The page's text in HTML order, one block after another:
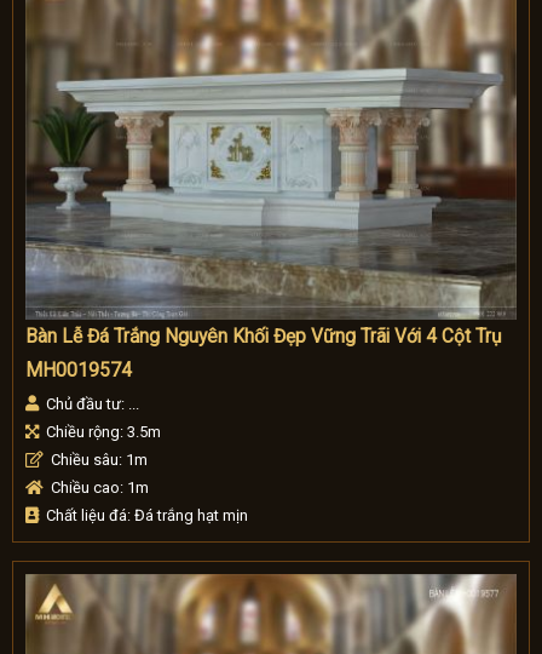
Bàn Lễ Đá Trắng Nguyên Khối Đẹp Vững Trãi Với 4 Cột Trụ
MH0019574
Chủ đầu tư: ...
Chiều rộng: 3.5m
Chiều sâu: 1m
Chiều cao: 1m
Chất liệu đá: Đá trắng hạt mịn